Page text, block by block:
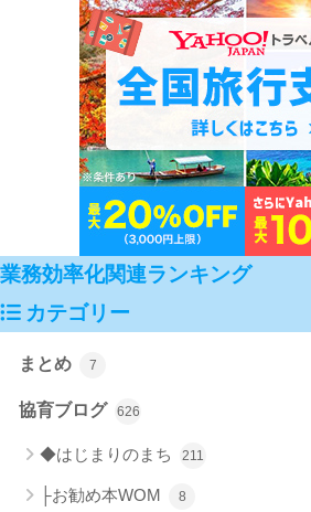
業務効率化関連ランキング
カテゴリー
まとめ 7
協育ブログ 626
◆はじまりのまち 211
├お勧め本WOM 8